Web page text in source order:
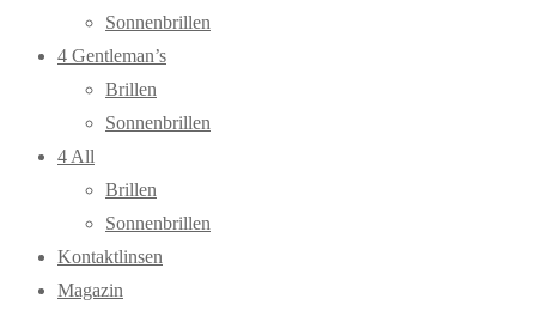
Sonnenbrillen
4 Gentleman’s
Brillen
Sonnenbrillen
4 All
Brillen
Sonnenbrillen
Kontaktlinsen
Magazin